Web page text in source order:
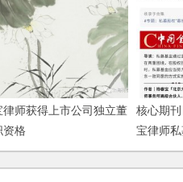
律师获得上市公司独立董
资格
核心期
宝律师